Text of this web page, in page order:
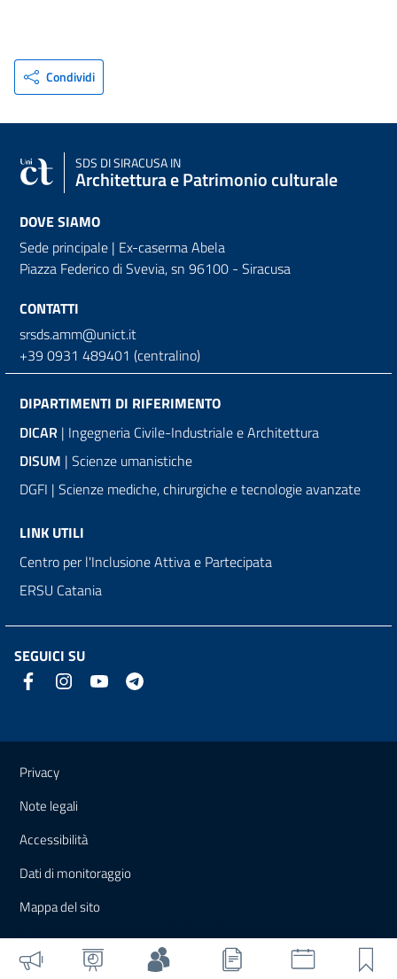
Condividi
SDS DI SIRACUSA IN
Architettura e Patrimonio culturale
DOVE SIAMO
Sede principale | Ex-caserma Abela
Piazza Federico di Svevia, sn 96100 - Siracusa
CONTATTI
srsds.amm@unict.it
+39 0931 489401 (centralino)
DIPARTIMENTI DI RIFERIMENTO
DICAR | Ingegneria Civile-Industriale e Architettura
DISUM | Scienze umanistiche
DGFI | Scienze mediche, chirurgiche e tecnologie avanzate
LINK UTILI
Centro per l'Inclusione Attiva e Partecipata
ERSU Catania
SEGUICI SU
Link e informazioni utili
Privacy
Note legali
Accessibilità
Dati di monitoraggio
Mappa del sito